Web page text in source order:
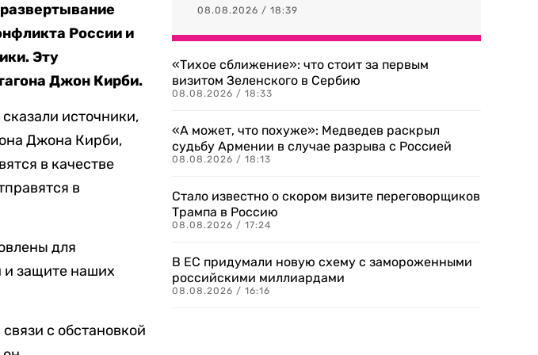
России и
Эту
Джон Кирби.
источники,
Джона Кирби,
в качестве
в
для
и защите наших
с обстановкой
08.08.2026 / 18:39
«Тихое сближение»: что стоит за первым
визитом Зеленского в Сербию
08.08.2026 / 18:33
«А может, что похуже»: Медведев раскрыл
судьбу Армении в случае разрыва с Россией
08.08.2026 / 18:13
Стало известно о скором визите переговорщиков
Трампа в Россию
08.08.2026 / 17:24
В ЕС придумали новую схему с замороженными
российскими миллиардами
08.08.2026 / 16:16